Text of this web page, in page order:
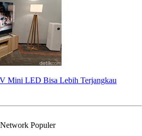
Mini LED Bisa Lebih Terjangkau
Populer